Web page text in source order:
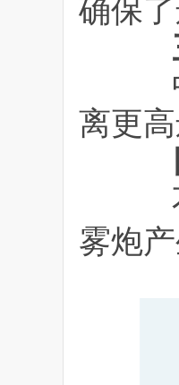
确保
三
中
离更
四
不
雾炮